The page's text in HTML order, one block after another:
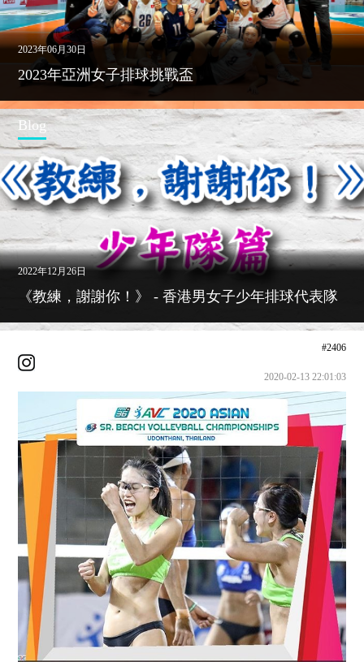
2023年06月30日
2023年亞洲女子排球挑戰盃
Blog
2022年12月26日
《教練，謝謝你！》 - 香港男女子少年排球代表隊
#2406